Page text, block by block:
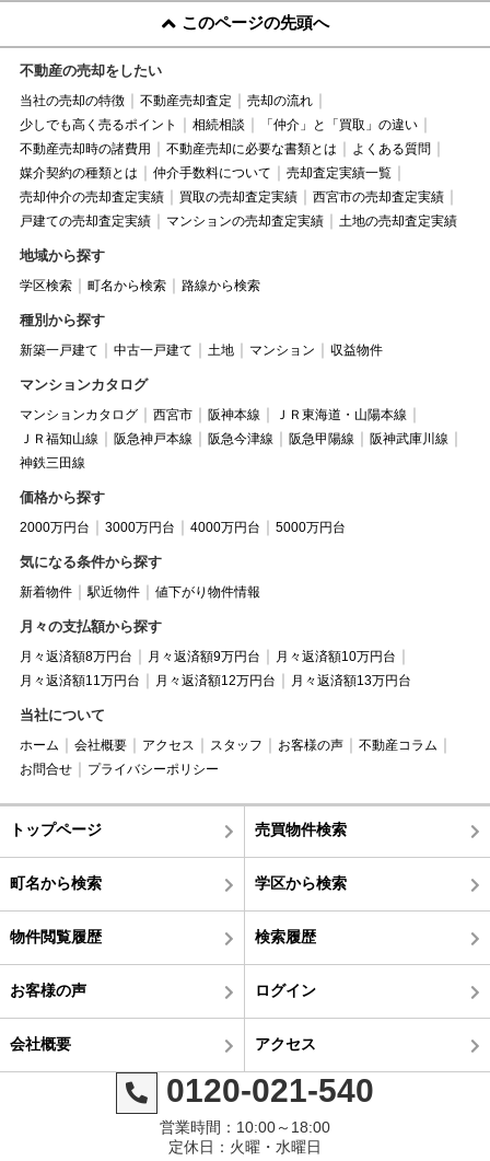
このページの先頭へ
不動産の売却をしたい
当社の売却の特徴 不動産売却査定
売却の流れ
少しでも高く売るポイント
相続相談
「仲介」と「買取」の違い
不動産売却時の諸費用
不動産売却に必要な書類とは
よくある質問
媒介契約の種類とは
仲介手数料について
売却査定実績一覧
売却仲介の売却査定実績
買取の売却査定実績
西宮市の売却査定実績
戸建ての売却査定実績
マンションの売却査定実績 土地の売却査定実績
地域から探す
学区検索 町名から検索 路線から検索
種別から探す
新築一戸建て 中古一戸建て 土地 マンション 収益物件
マンションカタログ
マンションカタログ 西宮市 阪神本線
ＪＲ東海道・山陽本線
ＪＲ福知山線
阪急神戸本線 阪急今津線 阪急甲陽線
阪神武庫川線
神鉄三田線
価格から探す
2000万円台 3000万円台 4000万円台 5000万円台
気になる条件から探す
新着物件 駅近物件 値下がり物件情報
月々の支払額から探す
月々返済額8万円台 月々返済額9万円台
月々返済額10万円台
月々返済額11万円台
月々返済額12万円台 月々返済額13万円台
当社について
ホーム 会社概要 アクセス スタッフ お客様の声
不動産コラム
お問合せ
プライバシーポリシー
トップページ 売買物件検索
町名から検索 学区から検索
物件閲覧履歴 検索履歴
お客様の声 ログイン
会社概要 アクセス
0120-021-540
営業時間：10:00～18:00
定休日：火曜・水曜日